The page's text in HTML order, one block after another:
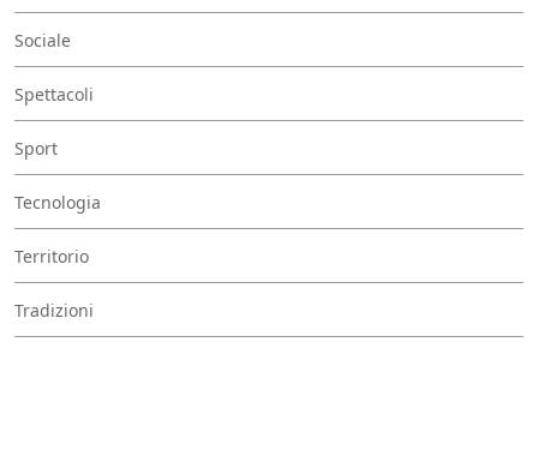
Sociale
Spettacoli
Sport
Tecnologia
Territorio
Tradizioni